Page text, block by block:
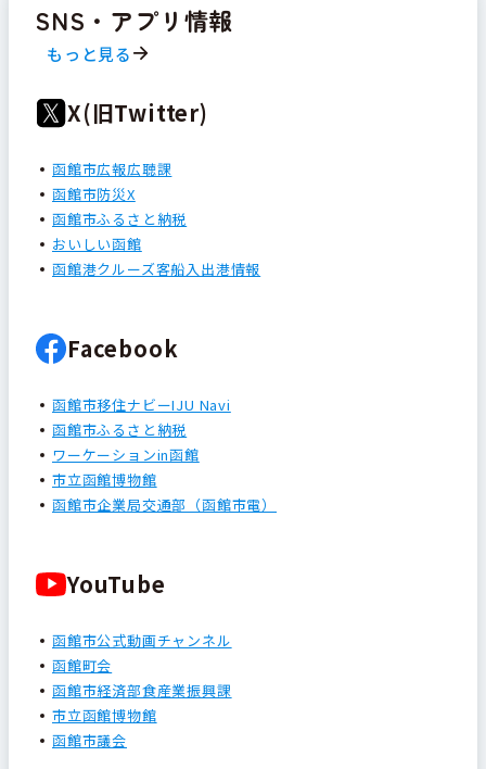
SNS・アプリ情報
もっと見る
X(旧Twitter)
函館市広報広聴課
函館市防災X
函館市ふるさと納税
おいしい函館
函館港クルーズ客船入出港情報
Facebook
函館市移住ナビーIJU Navi
函館市ふるさと納税
ワーケーションin函館
市立函館博物館
函館市企業局交通部（函館市電）
YouTube
函館市公式動画チャンネル
函館町会
函館市経済部食産業振興課
市立函館博物館
函館市議会